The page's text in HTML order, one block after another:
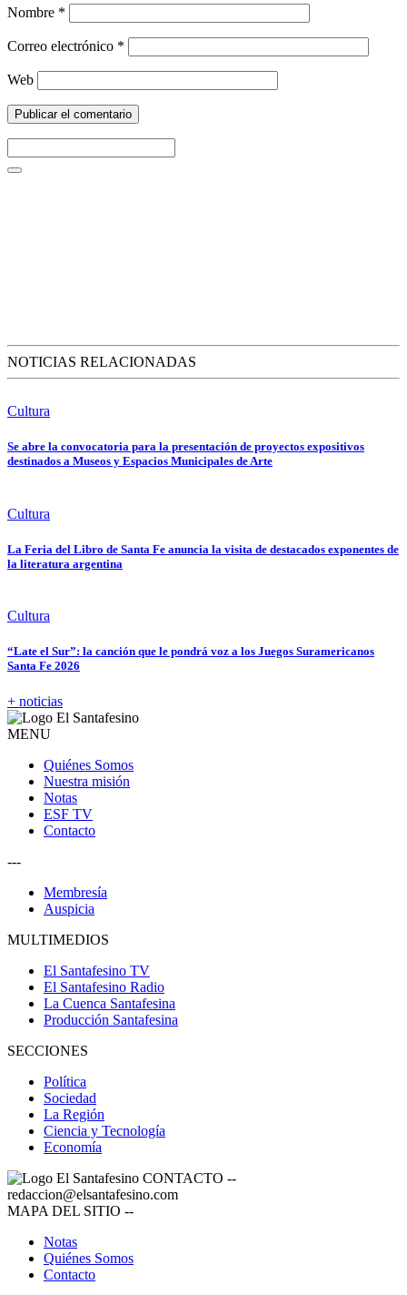
Nombre *
Correo electrónico *
Web
NOTICIAS RELACIONADAS
Cultura
Se abre la convocatoria para la presentación de proyectos expositivos
destinados a Museos y Espacios Municipales de Arte
Cultura
La Feria del Libro de Santa Fe anuncia la visita de destacados exponentes de
la literatura argentina
Cultura
“Late el Sur”: la canción que le pondrá voz a los Juegos Suramericanos
Santa Fe 2026
+ noticias
MENU
Quiénes Somos
Nuestra misión
Notas
ESF TV
Contacto
---
Membresía
Auspicia
MULTIMEDIOS
El Santafesino TV
El Santafesino Radio
La Cuenca Santafesina
Producción Santafesina
SECCIONES
Política
Sociedad
La Región
Ciencia y Tecnología
Economía
CONTACTO --
redaccion@elsantafesino.com
MAPA DEL SITIO --
Notas
Quiénes Somos
Contacto